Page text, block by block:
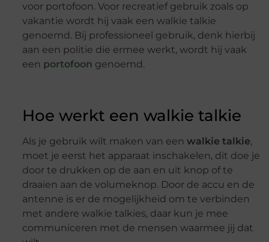
voor portofoon. Voor recreatief gebruik zoals op
vakantie wordt hij vaak een walkie talkie
genoemd. Bij professioneel gebruik, denk hierbij
aan een politie die ermee werkt, wordt hij vaak
een portofoon genoemd.
Hoe werkt een walkie talkie
Als je gebruik wilt maken van een walkie talkie,
moet je eerst het apparaat inschakelen, dit doe je
door te drukken op de aan en uit knop of te
draaien aan de volumeknop. Door de accu en de
antenne is er de mogelijkheid om te verbinden
met andere walkie talkies, daar kun je mee
communiceren met de mensen waarmee jij dat